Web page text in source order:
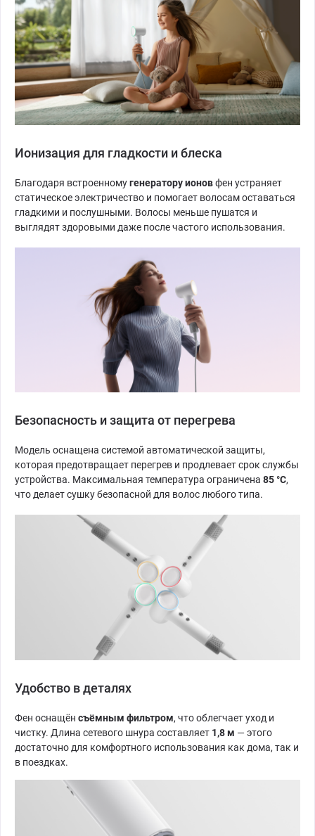
Ионизация для гладкости и блеска
Благодаря встроенномугенератору ионовфен устраняет
статическое электричество и помогает волосам оставаться
гладкими и послушными. Волосы меньше пушатся и
выглядят здоровыми даже после частого использования.
Безопасность и защита от перегрева
Модель оснащена системой автоматической защиты,
которая предотвращает перегрев и продлевает срок службы
устройства. Максимальная температура ограничена 85 °C,
что делает сушку безопасной для волос любого типа.
Удобство в деталях
Фен оснащён съёмным фильтром, что облегчает уход и
чистку. Длина сетевого шнура составляет 1,8 м — этого
достаточно для комфортного использования как дома, так и
в поездках.